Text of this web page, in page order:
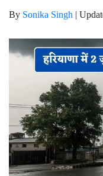
By Sonika Singh |